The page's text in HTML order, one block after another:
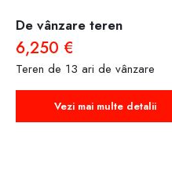
De vânzare teren
6,250 €
Teren de 13 ari de vânzare
Vezi mai multe detalii